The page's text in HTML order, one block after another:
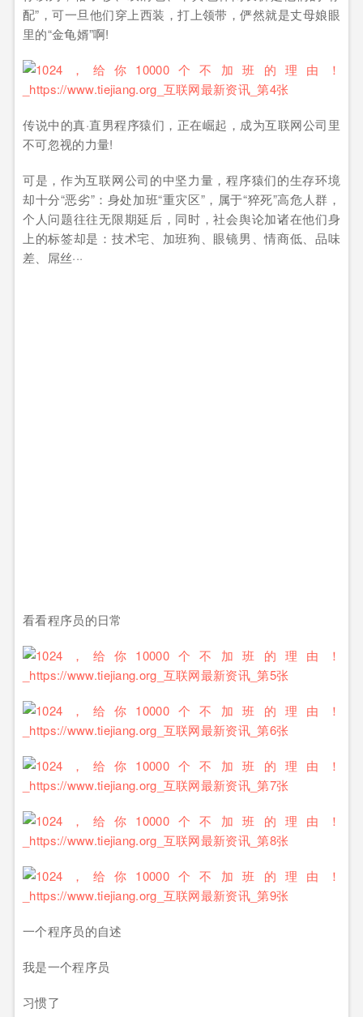
配”，可一旦他们穿上西装，打上领带，俨然就是丈母娘眼
里的“金龟婿”啊!
传说中的真·直男程序猿们，正在崛起，成为互联网公司里
不可忽视的力量!
可是，作为互联网公司的中坚力量，程序猿们的生存环境
却十分“恶劣”：身处加班“重灾区”，属于“猝死”高危人群，
个人问题往往无限期延后，同时，社会舆论加诸在他们身
上的标签却是：技术宅、加班狗、眼镜男、情商低、品味
差、屌丝···
看看程序员的日常
一个程序员的自述
我是一个程序员
习惯了